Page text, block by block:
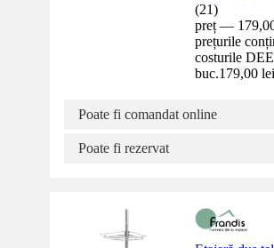
(21)
preț —
prețurile
costurile
buc.179,00 lei
Poate fi comandat online
Poate fi rezervat